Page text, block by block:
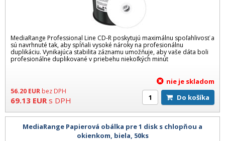
MediaRange Professional Line CD-R poskytujú maximálnu spoľahlivosť a
sú navrhnuté tak, aby spĺňali vysoké nároky na profesionálnu
duplikáciu. Vynikajúca stabilita záznamu umožňuje, aby vaše dáta boli
profesionálne duplikované v priebehu niekoľkých minút
56.20 EUR bez DPH
69.13 EUR s DPH
nie je skladom
Do košíka
MediaRange Papierová obálka pre 1 disk s chlopňou a
okienkom, biela, 50ks